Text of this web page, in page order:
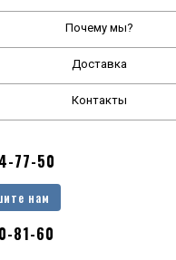
Почему мы?
Доставка
Контакты
77-50
нам
81-60